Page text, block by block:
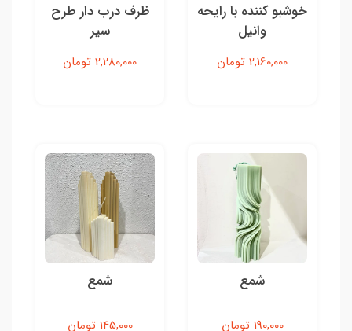
خوشبو کننده با رایحه
وانیل
2,160,000 تومان
ظرف درب دار طرح
سیر
2,280,000 تومان
شمع
190,000 تومان
شمع
145,000 تومان